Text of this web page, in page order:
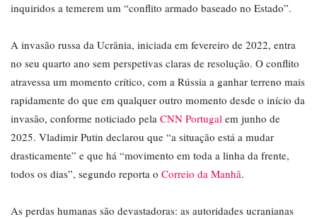
inquiridos a temerem um “conflito armado baseado no Estado”.
A invasão russa da Ucrânia, iniciada em fevereiro de 2022, entra
no seu quarto ano sem perspetivas claras de resolução. O conflito
atravessa um momento crítico, com a Rússia a ganhar terreno mais
rapidamente do que em qualquer outro momento desde o início da
invasão, conforme noticiado pela CNN Portugal em junho de
2025. Vladimir Putin declarou que “a situação está a mudar
drasticamente” e que há “movimento em toda a linha da frente,
todos os dias”, segundo reporta o Correio da Manhã.
As perdas humanas são devastadoras: as autoridades ucranianas